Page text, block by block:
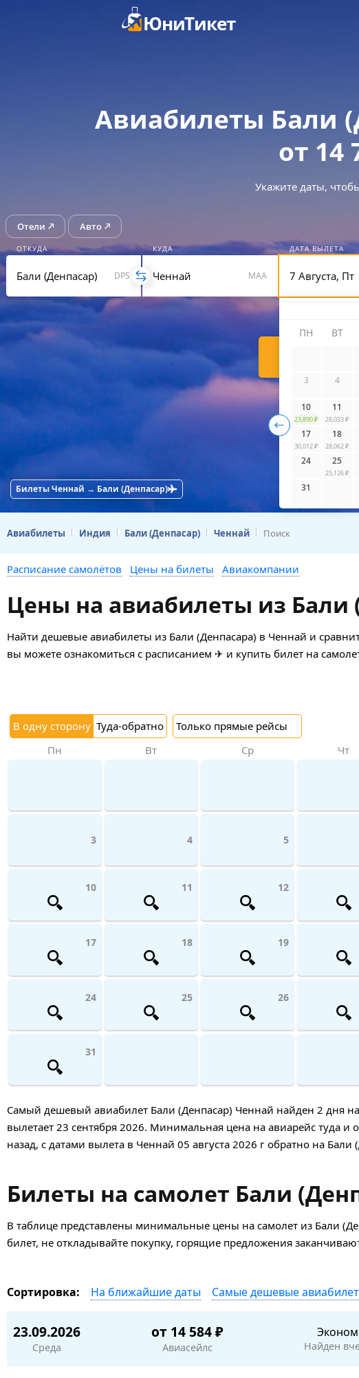
ЮниТикет
Авиабилеты Бали
от 14
Укажите даты,
Отели Авто
ОТКУДА
DPS
КУДА
MAA
ДАТА ВЫЛЕТА
ПН
ВТ
3 4
10
23,890 ₽
11
28,033 ₽
17
30,012 ₽
18
28,062 ₽
24 25
25,126 ₽
31
Билеты Ченнай → Бали (Денпасар)
Авиабилеты Индия Бали (Денпасар) Ченнай Поиск
Расписание самолётов Цены на билеты Авиакомпании
Цены на авиабилеты из Бали
Найти дешевые авиабилеты из Бали (Денпасара) в Ченнай и
вы можете ознакомиться с расписанием ✈ и купить билет на
В одну сторону Туда-обратно Только прямые рейсы
Пн Вт Ср Чт
3 4 5
10 11 12
17 18 19
24 25 26
31
Самый дешевый авиабилет Бали (Денпасар) Ченнай найден 2 дня
вылетает 23 сентября 2026. Минимальная цена на авиарейс туда и
назад, с датами вылета в Ченнай 05 августа 2026 г обратно на Бали
Билеты на самолет Бали
В таблице представлены минимальные цены на самолет из Бали
билет, не откладывайте покупку, горящие предложения
Сортировка: На ближайшие даты Самые дешевые
23.09.2026
Среда
от 14 584 ₽
Авиасейлс
Эконом
Найден